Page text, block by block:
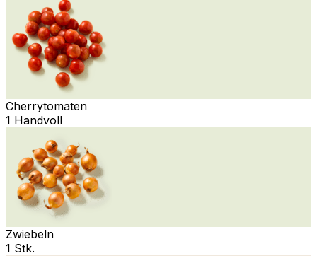
Cherrytomaten
1 Handvoll
Zwiebeln
1 Stk.